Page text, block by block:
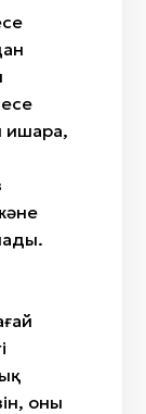
ишара,
оның